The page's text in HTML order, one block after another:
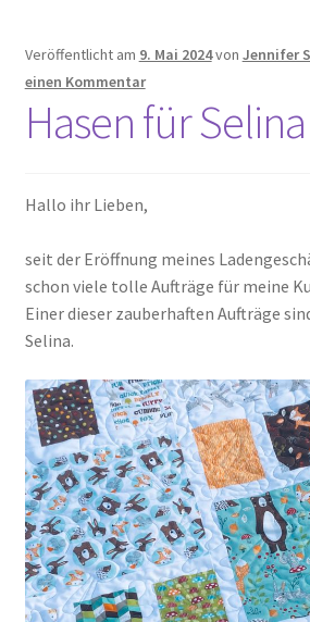
Veröffentlicht am 9. Mai 2024von Jennifer
einen Kommentar
Hasen für Selina
Hallo ihr Lieben,
seit der Eröffnung meines
schon viele tolle Aufträge für meine
Einer dieser zauberhaften Aufträge
Selina.